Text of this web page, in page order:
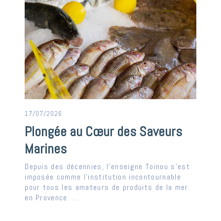
17/07/2026
Plongée au Cœur des Saveurs
Marines
Depuis des décennies, l'enseigne Toinou s'est
imposée comme l'institution incontournable
pour tous les amateurs de produits de la mer
en Provence. ...